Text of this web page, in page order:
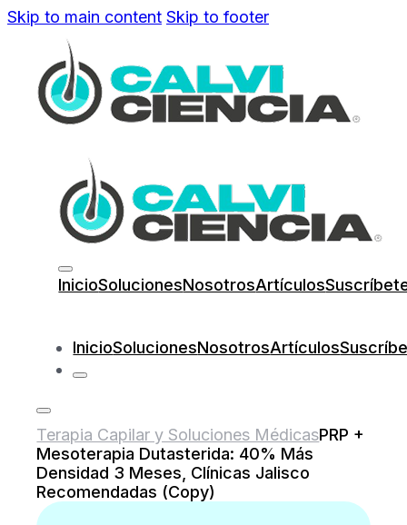
Skip to main content Skip to footer
InicioSolucionesNosotrosArtículos
InicioSolucionesNosotrosArtículos
Terapia Capilar y Soluciones MédicasPRP +
Mesoterapia Dutasterida: 40% Más
Densidad 3 Meses, Clínicas Jalisco
Recomendadas (Copy)